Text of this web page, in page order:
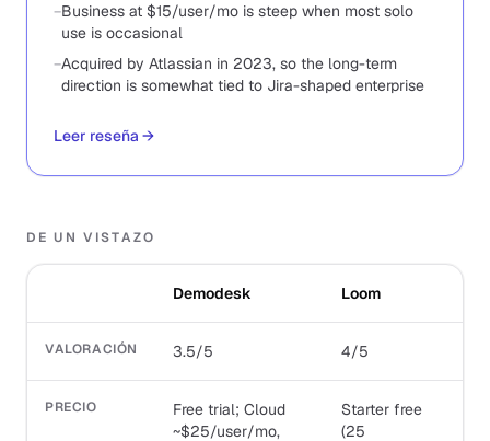
−Business at $15/user/mo is steep when most solo
use is occasional
−Acquired by Atlassian in 2023, so the long-term
direction is somewhat tied to Jira-shaped enterprise
Leer reseña →
DE UN VISTAZO
Demodesk Loom
VALORACIÓN 3.5/5 4/5
PRECIO
Free trial; Cloud
~$25/user/mo,
Starter free
(25